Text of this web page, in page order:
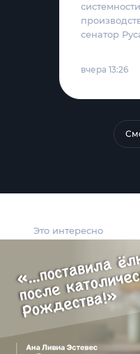
Это интересно
сенатор
вчера 13:26